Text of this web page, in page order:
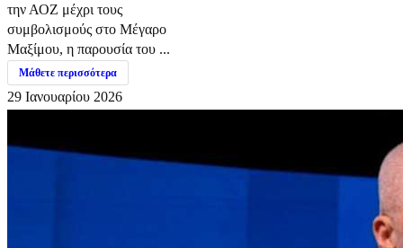
την ΑΟΖ μέχρι τους
συμβολισμούς στο Μέγαρο
Μαξίμου, η παρουσία του ...
Μάθετε περισσότερα
29 Ιανουαρίου 2026